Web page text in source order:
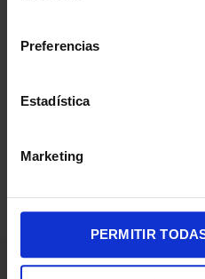
Preferencias
Estadística
Marketing
PERMITIR
VENTILADOR BOX ARTICA